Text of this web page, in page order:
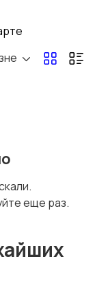
одежда
еще раз.